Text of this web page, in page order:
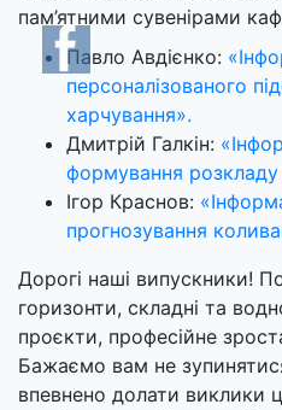
пам’ятними сувенірами
Павло Авдієнко:
персоналізованого
харчування».
Дмитрій Галкін:
формування розкладу
Ігор Краснов:
прогнозування
Дорогі наші випускники!
горизонти, складні та
проєкти, професійне
Бажаємо вам не
впевнено долати виклики